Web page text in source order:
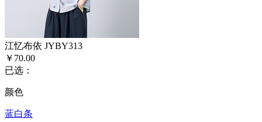
江忆布依 JYBY313
￥70.00
已选：
颜色
蓝白条